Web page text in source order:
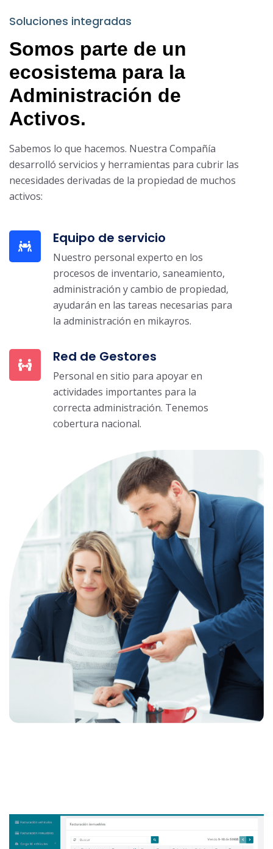
Soluciones integradas
Somos parte de un
ecosistema para la
Administración de
Activos.
Sabemos lo que hacemos. Nuestra Compañía
desarrolló servicios y herramientas para cubrir las
necesidades derivadas de la propiedad de muchos
activos:
Equipo de servicio
Nuestro personal experto en los
procesos de inventario, saneamiento,
administración y cambio de propiedad,
ayudarán en las tareas necesarias para
la administración en mikayros.
Red de Gestores
Personal en sitio para apoyar en
actividades importantes para la
correcta administración. Tenemos
cobertura nacional.